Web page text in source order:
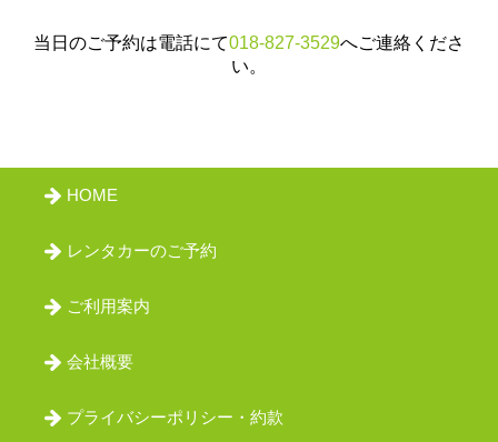
当日のご予約は電話にて018-827-3529へご連絡くださ
い。
HOME
レンタカーのご予約
ご利用案内
会社概要
プライバシーポリシー・約款